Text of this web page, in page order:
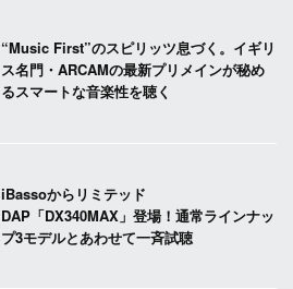
“Music First”のスピリッツ息づく。イギリ
ス名門・ARCAMの最新プリメインが秘め
るスマートな音楽性を聴く
iBassoからリミテッド
DAP「DX340MAX」登場！通常ラインナッ
プ3モデルとあわせて一斉試聴